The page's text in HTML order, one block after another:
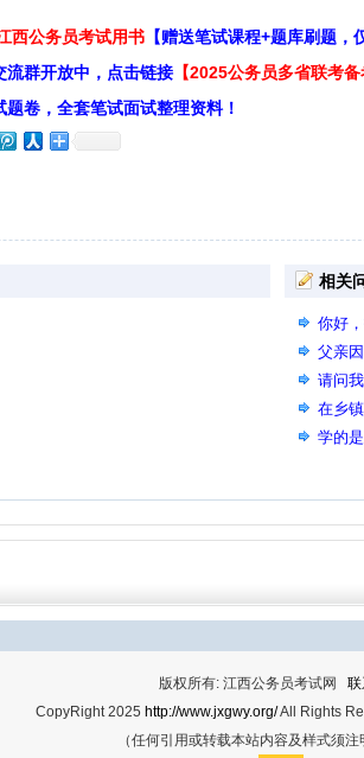
西公务员考试用书 【赠送笔试课程+题库刷题，
流群开放中，点击链接 【2025公务员多省联考备
卷，全套笔试面试整理资料！
相关
你好
父亲
请问
在乡
学的
版权所有: 江西公务员考试网 联
CopyRight 2025 http://www.jxgwy.org/All Rights
（任何引用或转载本站内容及样式须注